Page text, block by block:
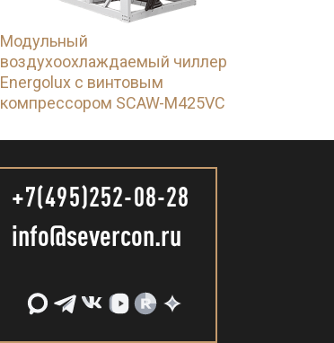
Модульный
воздухоохлаждаемый чиллер
Energolux с винтовым
компрессором SCAW-M425VC
+7(495)252-08-28
info@severcon.ru